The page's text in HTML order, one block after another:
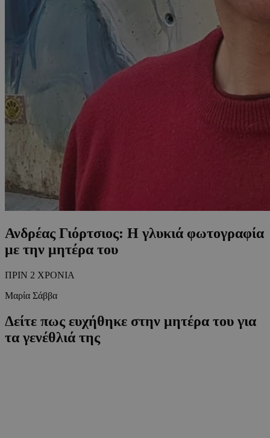
Ανδρέας Γιόρτσιος: Η γλυκιά φωτογραφία
με την μητέρα του
ΠΡΙΝ 2 ΧΡΟΝΙΑ
Μαρία Σάββα
Δείτε πως ευχήθηκε στην μητέρα του για
τα γενέθλιά της